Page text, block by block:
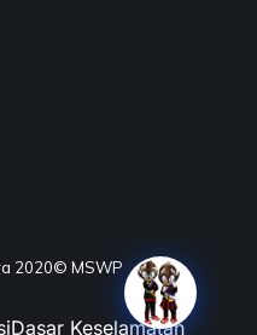
2020© MSWP
Dasar Keselamatan